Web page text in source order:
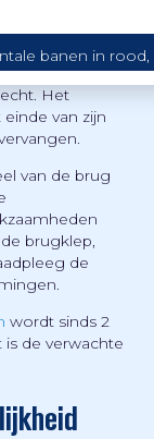
de
Het
van zijn
van de brug
brugklep,
de
wordt sinds 2
is de verwachte